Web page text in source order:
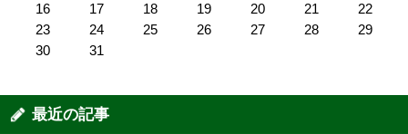
16
17 18 19 20 21
22
23
24 25 26 27 28
29
30
31
最近の記事